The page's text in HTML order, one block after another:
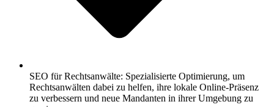
SEO für Rechtsanwälte: Spezialisierte Optimierung, um
Rechtsanwälten dabei zu helfen, ihre lokale Online-Präsenz
zu verbessern und neue Mandanten in ihrer Umgebung zu